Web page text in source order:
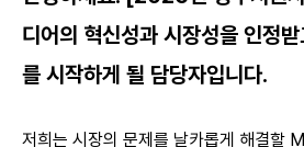
디어의 혁신성과 시장성을 인정
를 시작하게 될 담당자입니다.
저희는 시장의 문제를 날카롭게 해결할